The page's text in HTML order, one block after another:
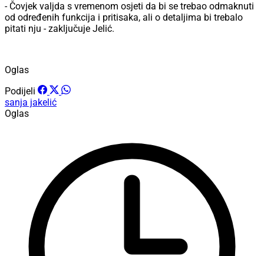
- Čovjek valjda s vremenom osjeti da bi se trebao odmaknuti
od određenih funkcija i pritisaka, ali o detaljima bi trebalo
pitati nju - zaključuje Jelić.
Oglas
Podijeli
sanja jakelić
Oglas